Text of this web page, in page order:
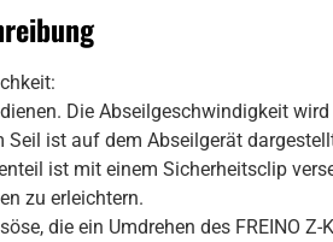
Die Abseilgeschwindigkeit
Seil ist auf dem Abseilgerät
ist mit einem Sicherheitsclip
zu erleichtern.
die ein Umdrehen des FREINO